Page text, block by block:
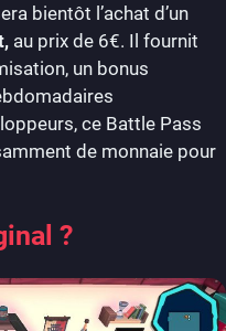
bientôt l’achat d’un
au prix de 6€. Il fournit
un bonus
ce Battle Pass
de monnaie pour
?